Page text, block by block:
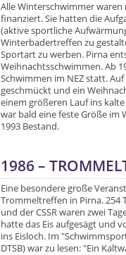
Alle Winterschwimmer
finanziert. Sie hatten die
(aktive sportliche
Winterbadertreffen zu
Sportart zu werben. Pirna
Weihnachtsschwimmen. Ab
Schwimmen im NEZ statt.
geschmückt und ein
einem größeren Lauf ins
war bald eine feste Größe im
1993 Bestand.
1986 –
Eine besondere große
Trommeltreffen in Pirna. 254
und der CSSR waren zwei
hatte das Eis aufgesägt und
ins Eisloch. Im
DTSB) war zu lesen: "Ein